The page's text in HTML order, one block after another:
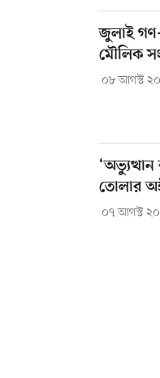
জুলাই
মৌলিক
০৮ আগস্ট
তোলার
০৭ আগস্ট